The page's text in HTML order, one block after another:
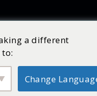
KatalogDienstShop
Dampf Deluxe
Nr: 810045XX Vorrätig
inkl. MwSt.
a different
Change